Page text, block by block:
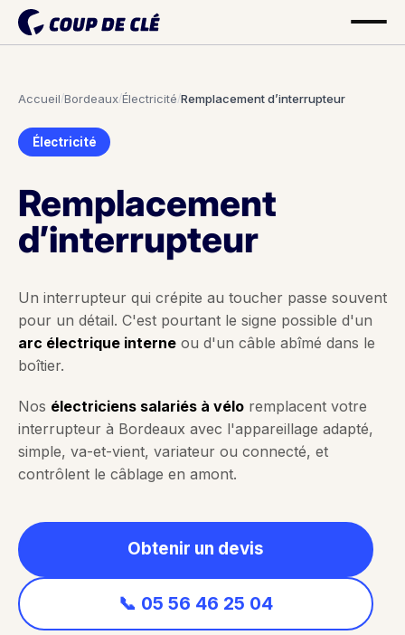
Accueil/Bordeaux/Électricité/Remplacement d’interrupteur
Électricité
Remplacement
d’interrupteur
Un interrupteur qui crépite au toucher passe souvent
pour un détail. C'est pourtant le signe possible d'un
arc électrique interne ou d'un câble abîmé dans le
boîtier.
Nos électriciens salariés à vélo remplacent votre
interrupteur à Bordeaux avec l'appareillage adapté,
simple, va-et-vient, variateur ou connecté, et
contrôlent le câblage en amont.
Obtenir un devis
📞 05 56 46 25 04